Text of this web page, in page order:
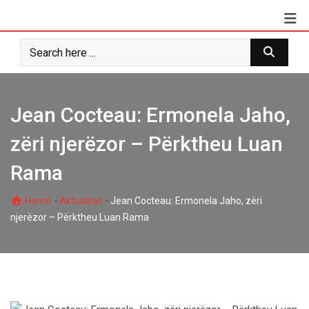
content
Jean Cocteau: Ermonela Jaho,
zëri njerëzor – Përktheu Luan
Rama
Home - Aktualitet- Jean Cocteau: Ermonela Jaho, zëri
njerëzor – Përktheu Luan Rama